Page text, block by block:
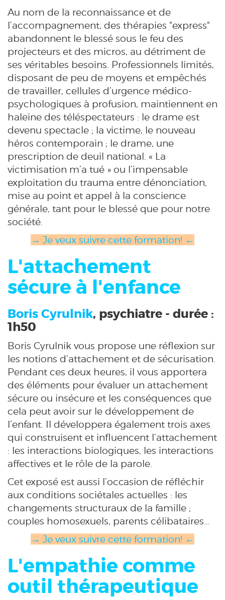
Au nom de la reconnaissance et de
l’accompagnement, des thérapies "express"
abandonnent le blessé sous le feu des
projecteurs et des micros, au détriment de
ses véritables besoins. Professionnels limités,
disposant de peu de moyens et empêchés
de travailler, cellules d’urgence médico-
psychologiques à profusion, maintiennent en
haleine des téléspectateurs : le drame est
devenu spectacle ; la victime, le nouveau
héros contemporain ; le drame, une
prescription de deuil national. « La
victimisation m’a tué » ou l’impensable
exploitation du trauma entre dénonciation,
mise au point et appel à la conscience
générale, tant pour le blessé que pour notre
société.
→ Je veux suivre cette formation! ←
L'attachement
sécure à l'enfance
Boris Cyrulnik, psychiatre - durée :
1h50
Boris Cyrulnik vous propose une réflexion sur
les notions d’attachement et de sécurisation.
Pendant ces deux heures, il vous apportera
des éléments pour évaluer un attachement
sécure ou insécure et les conséquences que
cela peut avoir sur le développement de
l’enfant. Il développera également trois axes
qui construisent et influencent l’attachement
: les interactions biologiques, les interactions
affectives et le rôle de la parole.
Cet exposé est aussi l’occasion de réfléchir
aux conditions sociétales actuelles : les
changements structuraux de la famille ;
couples homosexuels, parents célibataires...
→ Je veux suivre cette formation! ←
L'empathie comme
outil thérapeutique